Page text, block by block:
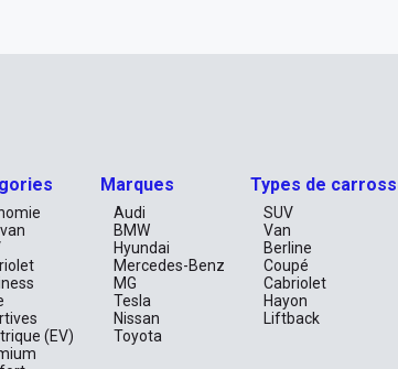
(EV)
Marques
Audi
BMW
Hyundai
Mercedes-Benz
MG
Tesla
Nissan
Toyota
Types de
SUV
Van
Berline
Coupé
Cabriolet
Hayon
Liftback